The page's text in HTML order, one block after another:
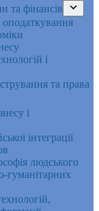
та фінансів
оподаткування
і
та права
і
інтеграції
людського
гуманітарних